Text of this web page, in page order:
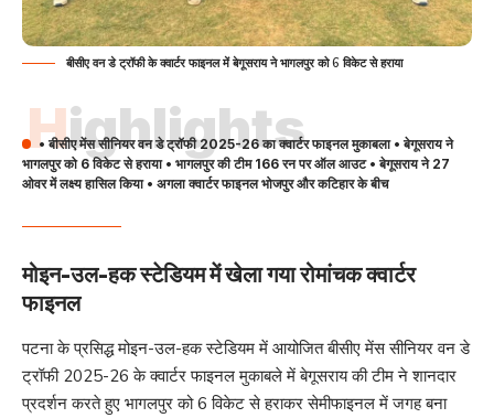
बीसीए वन डे ट्रॉफी के क्वार्टर फाइनल में बेगूसराय ने भागलपुर को 6 विकेट से हराया
Highlights
• बीसीए मेंस सीनियर वन डे ट्रॉफी 2025-26 का क्वार्टर फाइनल मुकाबला • बेगूसराय ने
भागलपुर को 6 विकेट से हराया • भागलपुर की टीम 166 रन पर ऑल आउट • बेगूसराय ने 27
ओवर में लक्ष्य हासिल किया • अगला क्वार्टर फाइनल भोजपुर और कटिहार के बीच
मोइन-उल-हक स्टेडियम में खेला गया रोमांचक क्वार्टर
फाइनल
पटना के प्रसिद्ध मोइन-उल-हक स्टेडियम में आयोजित बीसीए मेंस सीनियर वन डे
ट्रॉफी 2025-26 के क्वार्टर फाइनल मुकाबले में बेगूसराय की टीम ने शानदार
प्रदर्शन करते हुए भागलपुर को 6 विकेट से हराकर सेमीफाइनल में जगह बना